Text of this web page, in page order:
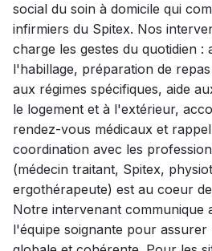
social du soin à domicile qui
infirmiers du Spitex. Nos
charge les gestes du quotidien :
l'habillage, préparation de
aux régimes spécifiques, aide
le logement et à l'extérieur,
rendez-vous médicaux et
coordination avec les
(médecin traitant, Spitex,
ergothérapeute) est au coeur
Notre intervenant communique
l'équipe soignante pour